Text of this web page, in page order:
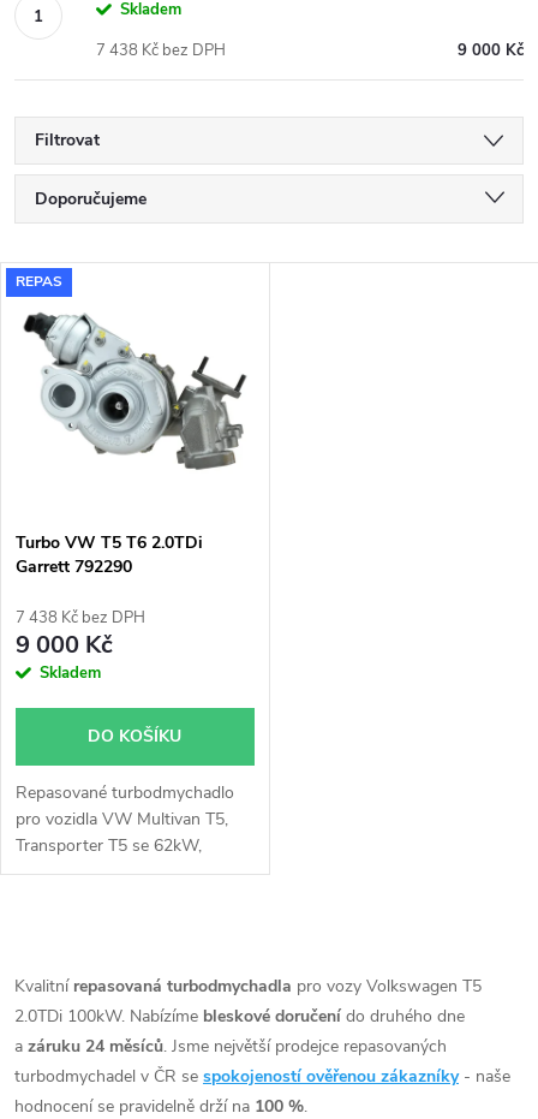
Skladem
9 000 Kč
7 438 Kč bez DPH
Filtrovat
Ř
a
z
p
r
o
u
k
ů
Doporučujeme
Nejdražší
Nejprodávanější
Abecedně
V
ý
s
p
r
o
d
u
k
ů
REPAS
Turbo VW T5 T6 2.0TDi
Garrett 792290
7 438 Kč bez DPH
9 000 Kč
Skladem
DO KOŠÍKU
Repasované turbodmychadlo
pro vozidla VW Multivan T5,
Transporter T5 se 62kW,
75kW, 84kW, 100, 103kW a
v
l
á
Kvalitní repasovaná turbodmychadla pro vozy Volkswagen T5
2.0TDi 100kW. Nabízíme bleskové doručení do druhého dne
a záruku 24 měsíců. Jsme největší prodejce repasovaných
turbodmychadel v ČR se spokojeností ověřenou zákazníky - naše
hodnocení se pravidelně drží na 100 %.